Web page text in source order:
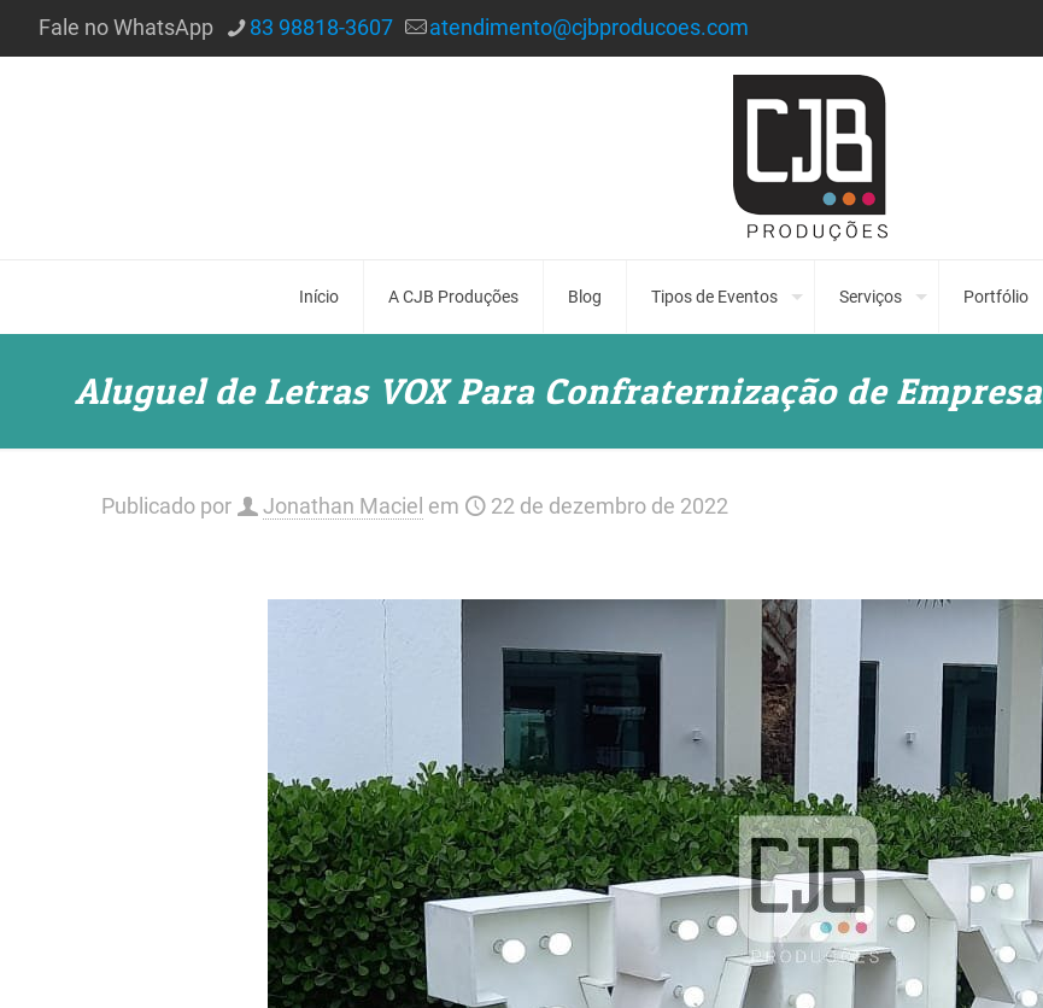
Fale no WhatsApp 83 98818-3607 atendimento@cjbproducoes.com
Início A CJB Produções Blog Tipos de Eventos Serviços Portfólio
Aluguel de Letras VOX Para Confraternização de Empresa
Publicado por Jonathan Maciel em 22 de dezembro de 2022